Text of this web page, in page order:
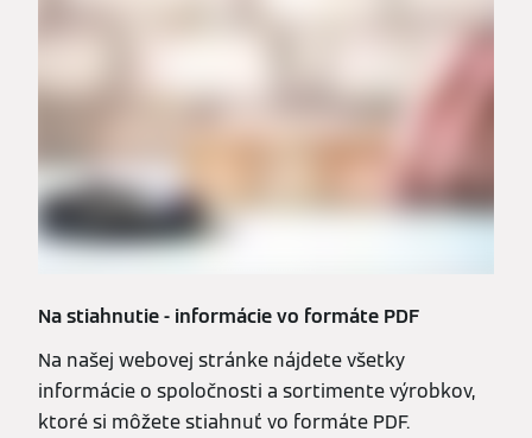
Na stiahnutie - informácie vo formáte PDF
Na našej webovej stránke nájdete všetky
informácie o spoločnosti a sortimente výrobkov,
ktoré si môžete stiahnuť vo formáte PDF.